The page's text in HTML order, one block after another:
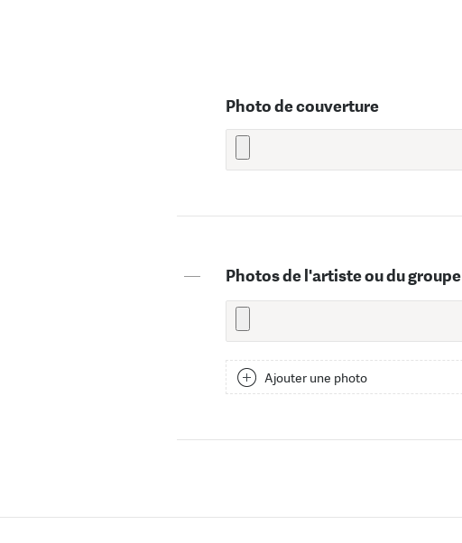
Photo de couverture
— Photos de l'artiste ou du groupe
Ajouter une photo